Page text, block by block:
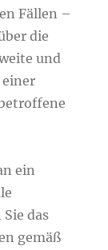
Fällen –
die
und
ein
das
gemäß